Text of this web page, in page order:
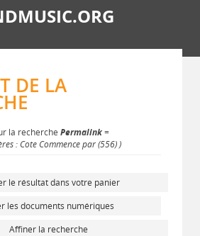
DE LA
la recherche Permalink=
: Cote Commence par (556) )
le résultat dans votre panier
les documents numériques
Affiner la recherche